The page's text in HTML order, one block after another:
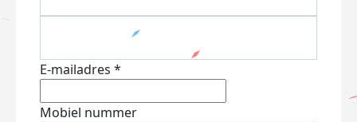
E-mailadres *
Mobiel nummer